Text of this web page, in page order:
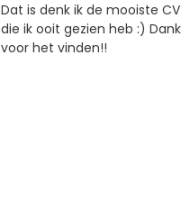
Dat is denk ik de mooiste CV
die ik ooit gezien heb :) Dank
voor het vinden!!